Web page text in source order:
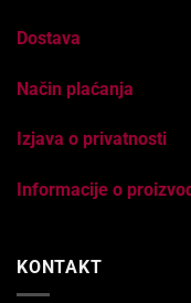
Dostava
Način plaćanja
Izjava o privatnosti
Informacije o
KONTAKT